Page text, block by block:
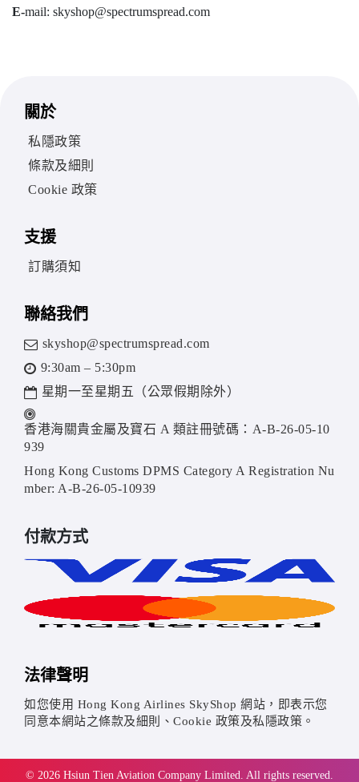
E-mail: skyshop@spectrumspread.com
關於
私隱政策
條款及細則
Cookie 政策
支援
訂購須知
聯絡我們
skyshop@spectrumspread.com
9:30am – 5:30pm
星期一至星期五（公眾假期除外）
香港海關貴金屬及寶石 A 類註冊號碼：A-B-26-05-10
939
Hong Kong Customs DPMS Category A Registration Nu
mber: A-B-26-05-10939
付款方式
法律聲明
如您使用 Hong Kong Airlines SkyShop 網站，即表示您
同意本網站之條款及細則、Cookie 政策及私隱政策。
© 2026 Hsiun Tien Aviation Company Limited. All rights reserved.